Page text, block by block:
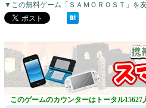
▼この無料ゲーム「ＳＡＭＯＲＯＳＴ」を
このゲームのカウンターはトータル15627